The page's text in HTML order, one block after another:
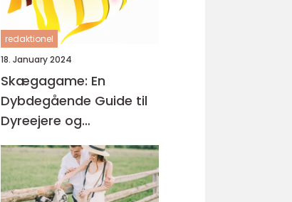
redaktionel
18. January 2024
Skægagame: En
Dybdegående Guide til
Dyreejere og
Dyreelskere